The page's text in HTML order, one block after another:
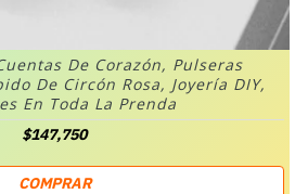
De Corazón, Pulseras
De Circón Rosa, Joyería DIY,
En Toda La Prenda
$147,750
COMPRAR